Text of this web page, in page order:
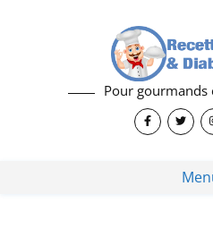
Pour gourmands